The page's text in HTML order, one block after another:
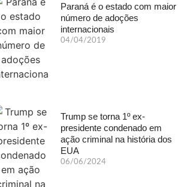
Paraná é o estado com maior
número de adoções
internacionais
04/04/2019
Trump se torna 1º ex-
presidente condenado em
ação criminal na história dos
EUA
06/06/2024